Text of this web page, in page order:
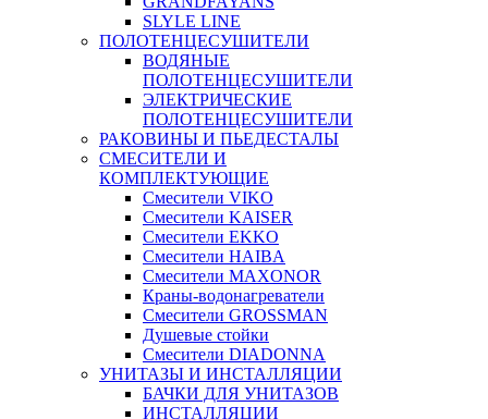
SLYLE LINE
ПОЛОТЕНЦЕСУШИТЕЛИ
ВОДЯНЫЕ
ПОЛОТЕНЦЕСУШИТЕЛИ
ЭЛЕКТРИЧЕСКИЕ
ПОЛОТЕНЦЕСУШИТЕЛИ
РАКОВИНЫ И ПЬЕДЕСТАЛЫ
СМЕСИТЕЛИ И
КОМПЛЕКТУЮЩИЕ
Смесители VIKO
Смесители KAISER
Смесители EKKO
Смесители HAIBA
Смесители MAXONOR
Краны-водонагреватели
Смесители GROSSMAN
Душевые стойки
Смесители DIADONNA
УНИТАЗЫ И ИНСТАЛЛЯЦИИ
БАЧКИ ДЛЯ УНИТАЗОВ
ИНСТАЛЛЯЦИИ